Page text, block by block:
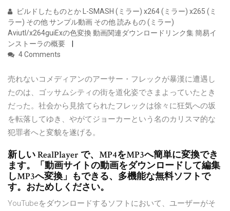
ビルドしたものとか L-SMASH (ミラー) x264 (ミラー) x265 (ミ
ラー) その他 サンプル動画 その他 読みもの (ミラー)
Aviutl/x264guiExの色変換 動画関連ダウンロードリンク集 簡易イ
ンストーラの概要
4 Comments
売れないコメディアンのアーサー・フレックが暴漢に遭遇し
たのは、ゴッサムシティの街を道化姿でさまよっていたとき
だった。社会から見捨てられたフレックは徐々に狂気への坂
を転落してゆき、やがてジョーカーという名のカリスマ的な
犯罪者へと変貌を遂げる。
新しい RealPlayer で、MP4をMP3へ簡単に変換でき
ます。「動画サイトの動画をダウンロードして編集
しMP3へ変換」もできる、多機能な無料ソフトで
す。おためしください。
YouTubeをダウンロードするソフトにおいて、ユーザーがそ